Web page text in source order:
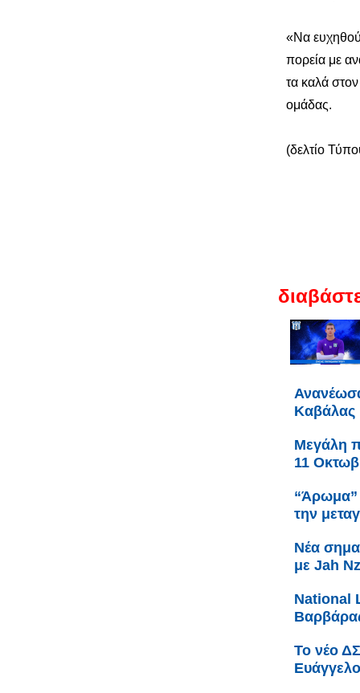
«Να
πορεία με
τα καλά
ομάδας.
(δελτίο
Καβάλας
Μεγάλη
11
“Άρωμα”
την
Νέα
με Jah
Νational
Το νέο